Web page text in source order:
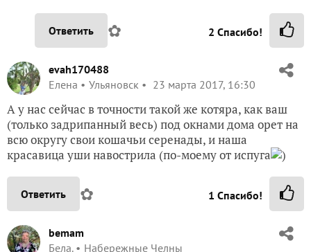
Ответить ✿ 2 Спасибо!
evah170488
Елена
Ульяновск 23 марта 2017, 16:30
А у нас сейчас в точности такой же котяра, как ваш
(только задрипанный весь) под окнами дома орет на
всю округу свои кошачьи серенады, и наша
красавица уши навострила (по-моему от испуга
)
Ответить ✿ 1 Спасибо!
bemam
Бела.
Набережные Челны